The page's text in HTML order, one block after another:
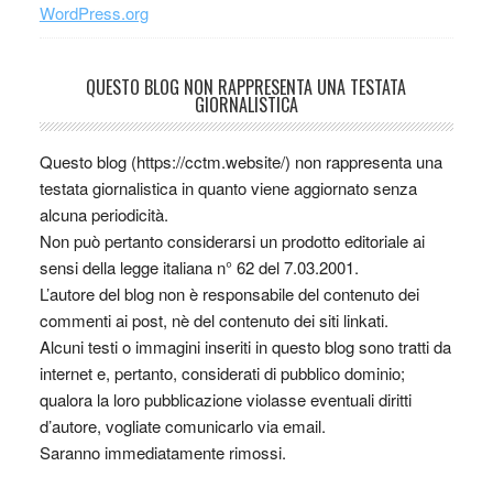
WordPress.org
QUESTO BLOG NON RAPPRESENTA UNA TESTATA
GIORNALISTICA
Questo blog (https://cctm.website/) non rappresenta una
testata giornalistica in quanto viene aggiornato senza
alcuna periodicità.
Non può pertanto considerarsi un prodotto editoriale ai
sensi della legge italiana n° 62 del 7.03.2001.
L’autore del blog non è responsabile del contenuto dei
commenti ai post, nè del contenuto dei siti linkati.
Alcuni testi o immagini inseriti in questo blog sono tratti da
internet e, pertanto, considerati di pubblico dominio;
qualora la loro pubblicazione violasse eventuali diritti
d’autore, vogliate comunicarlo via email.
Saranno immediatamente rimossi.